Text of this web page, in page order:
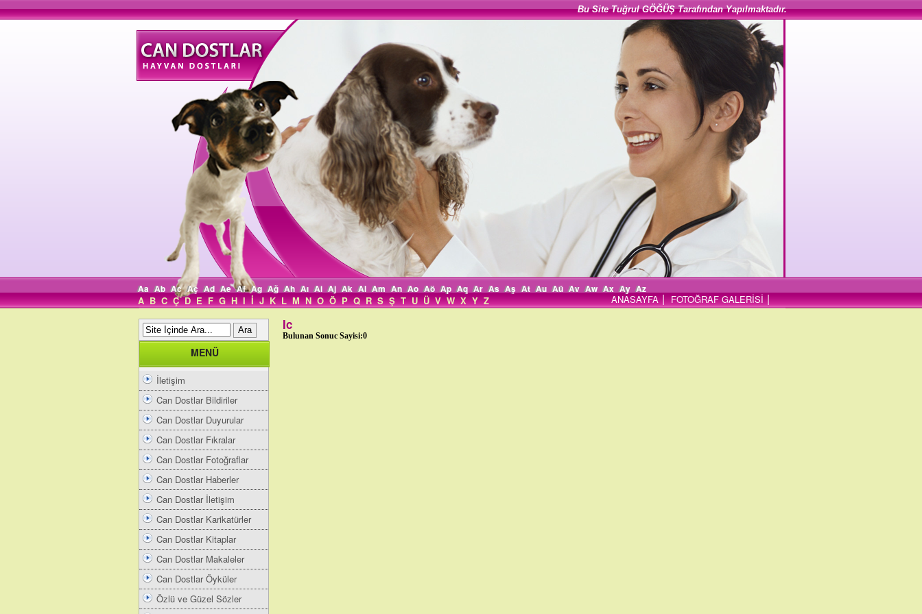
Bu Site Tuğrul GÖĞÜŞ Tarafından Yapılmaktadır.
Aa Ab Ac Aç Ad Ae Af Ag Ağ Ah Aı Ai Aj Ak Al Am An Ao Aö Ap Aq Ar As Aş At Au Aü Av Aw Ax Ay Az
A B C Ç D E F G H I İ J K L M N O Ö P Q R S Ş T U Ü V W X Y Z ANASAYFA | FOTOĞRAF GALERİSİ |
MENÜ
İletişim
Can Dostlar Bildiriler
Can Dostlar Duyurular
Can Dostlar Fıkralar
Can Dostlar Fotoğraflar
Can Dostlar Haberler
Can Dostlar İletişim
Can Dostlar Karikatürler
Can Dostlar Kitaplar
Can Dostlar Makaleler
Can Dostlar Öyküler
Özlü ve Güzel Sözler
Ic
Bulunan Sonuc Sayisi:0